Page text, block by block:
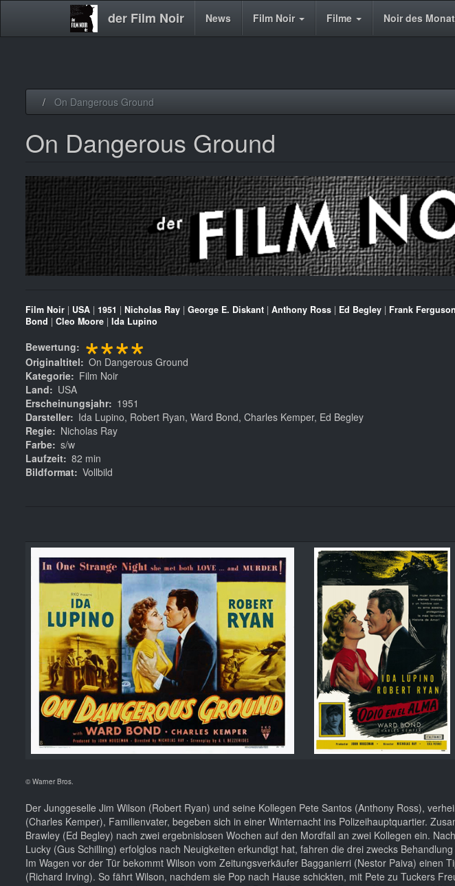
der Film Noir
Main News Film Noir Filme Noir des
On Dangerous Ground
On Dangerous Ground
Film Noir | USA | 1951 | Nicholas Ray | George E. Diskant | Anthony Ross | Ed Begley | Frank Ferguson
Bond | Cleo Moore | Ida Lupino
Bewertung ****
Originaltitel
On Dangerous Ground
Kategorie
Film Noir
Land
USA
Erscheinungsjahr
1951
Darsteller
Ida Lupino, Robert Ryan, Ward Bond, Charles Kemper, Ed Begley
Regie
Nicholas Ray
Farbe s/w
Laufzeit 82 min
Bildformat Vollbild
© Warner Bros.
Der Junggeselle Jim Wilson (Robert Ryan) und seine Kollegen Pete Santos (Anthony Ross),
(Charles Kemper), Familienvater, begeben sich in einer Winternacht ins Polizeihauptquartier.
Brawley (Ed Begley) nach zwei ergebnislosen Wochen auf den Mordfall an zwei Kollegen ein.
Lucky (Gus Schilling) erfolglos nach Neuigkeiten erkundigt hat, fahren die drei zwecks
Im Wagen vor der Tür bekommt Wilson vom Zeitungsverkäufer Bagganierri (Nestor Paiva) einen
(Richard Irving). So fährt Wilson, nachdem sie Pop nach Hause schickten, mit Pete zu Tuckers